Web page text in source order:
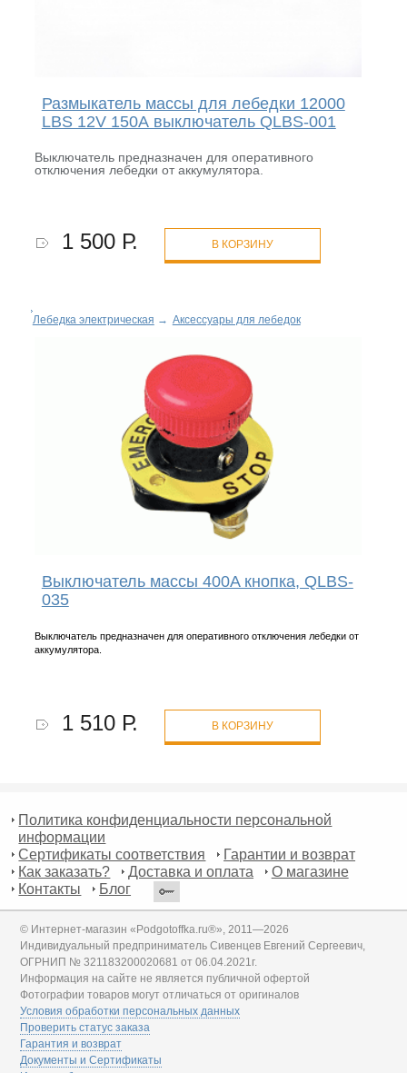
Размыкатель массы для лебедки 12000
LBS 12V 150А выключатель QLBS-001
Выключатель предназначен для оперативного
отключения лебедки от аккумулятора.
1 500 Р. В КОРЗИНУ
Лебедка электрическая → Аксессуары для лебедок
Выключатель массы 400A кнопка, QLBS-
035
Выключатель предназначен для оперативного отключения лебедки от
аккумулятора.
1 510 Р. В КОРЗИНУ
Политика конфиденциальности персональной
информации
Сертификаты соответствия
Гарантии и возврат
Как заказать?
Доставка и оплата
О магазине
Контакты
Блог
© Интернет-магазин «Podgotoffka.ru®», 2011—2026
Индивидуальный предприниматель Сивенцев Евгений Сергеевич,
ОГРНИП № 321183200020681 от 06.04.2021г.
Информация на сайте не является публичной офертой
Фотографии товаров могут отличаться от оригиналов
Условия обработки персональных данных
Проверить статус заказа
Гарантия и возврат
Документы и Сертификаты